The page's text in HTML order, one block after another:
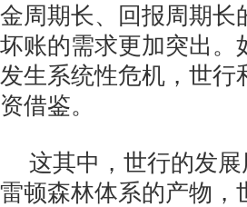
金周期长、回报周期长
坏账的需求更加突出。
发生系统性危机，世行
资借鉴。
这其中，世行的发
雷顿森林体系的产物，